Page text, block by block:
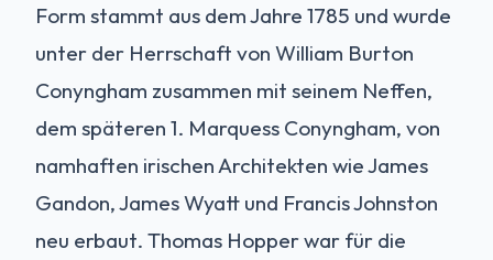
Form stammt aus dem Jahre 1785 und wurde
unter der Herrschaft von William Burton
Conyngham zusammen mit seinem Neffen,
dem späteren 1. Marquess Conyngham, von
namhaften irischen Architekten wie James
Gandon, James Wyatt und Francis Johnston
neu erbaut. Thomas Hopper war für die